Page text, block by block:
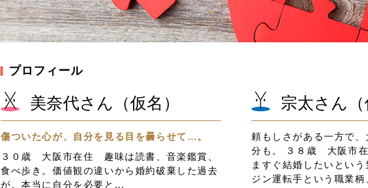
プロフィール
美奈代さん（仮名）
傷ついた心が、自分を見る目を曇らせて…。
３０歳 大阪市在住 趣味は読書、音楽鑑賞、
食べ歩き。価値観の違いから婚約破棄した過去
が。本当に自分を必要と...
宗太さん
頼もしさがある一方で
分も。 ３８歳 大阪市
ますぐ結婚したいとい
ジン運転手という職業